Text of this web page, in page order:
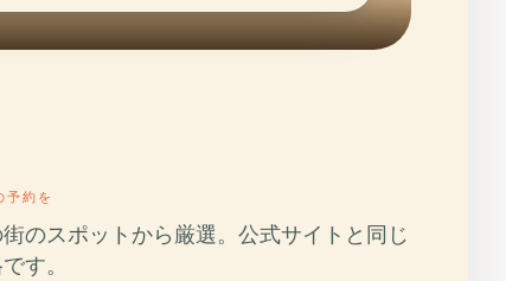
予約を
のスポットから厳選。公式サイトと同じ
す。